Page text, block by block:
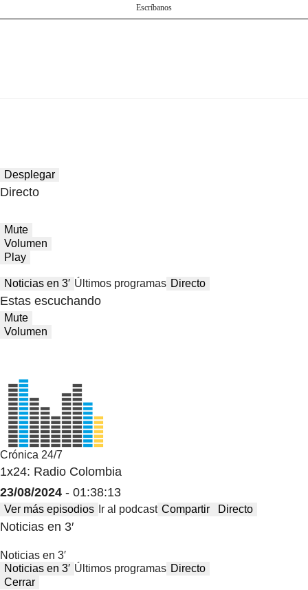
Escríbanos
Desplegar
Directo
Mute
Volumen
Play
Noticias en 3′ Últimos programas Directo
Estas escuchando
Mute
Volumen
Crónica 24/7
1x24: Radio Colombia
23/08/2024 - 01:38:13
Ver más episodios Ir al podcast Compartir Directo
Noticias en 3′
Noticias en 3′
Noticias en 3′ Últimos programas Directo
Cerrar